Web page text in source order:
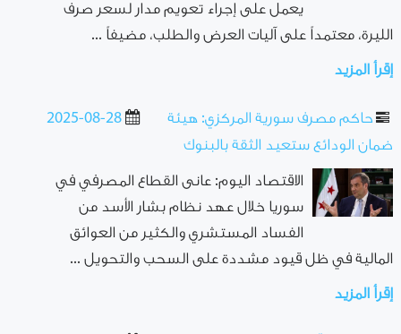
يعمل على إجراء تعويم مدار لسعر صرف
الليرة، معتمداً على آليات العرض والطلب، مضيفاً ...
إقرأ المزيد
2025-08-28
حاكم مصرف سورية المركزي: هيئة
ضمان الودائع ستعيد الثقة بالبنوك
الاقتصاد اليوم: عانى القطاع المصرفي في
سوريا خلال عهد نظام بشار الأسد من
الفساد المستشري والكثير من العوائق
المالية في ظل قيود مشددة على السحب والتحويل ...
إقرأ المزيد